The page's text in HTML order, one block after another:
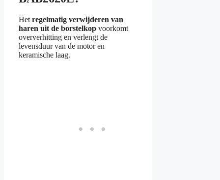
Het regelmatig verwijderen van
haren uit de borstelkop voorkomt
oververhitting en verlengt de
levensduur van de motor en
keramische laag.